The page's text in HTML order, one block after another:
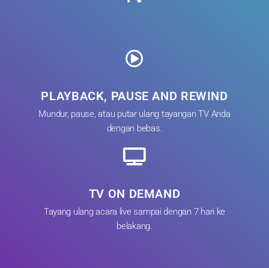
PLAYBACK, PAUSE AND REWIND
Mundur, pause, atau putar ulang tayangan TV Anda
dengan bebas.
TV ON DEMAND
Tayang ulang acara live sampai dengan 7 hari ke
belakang.